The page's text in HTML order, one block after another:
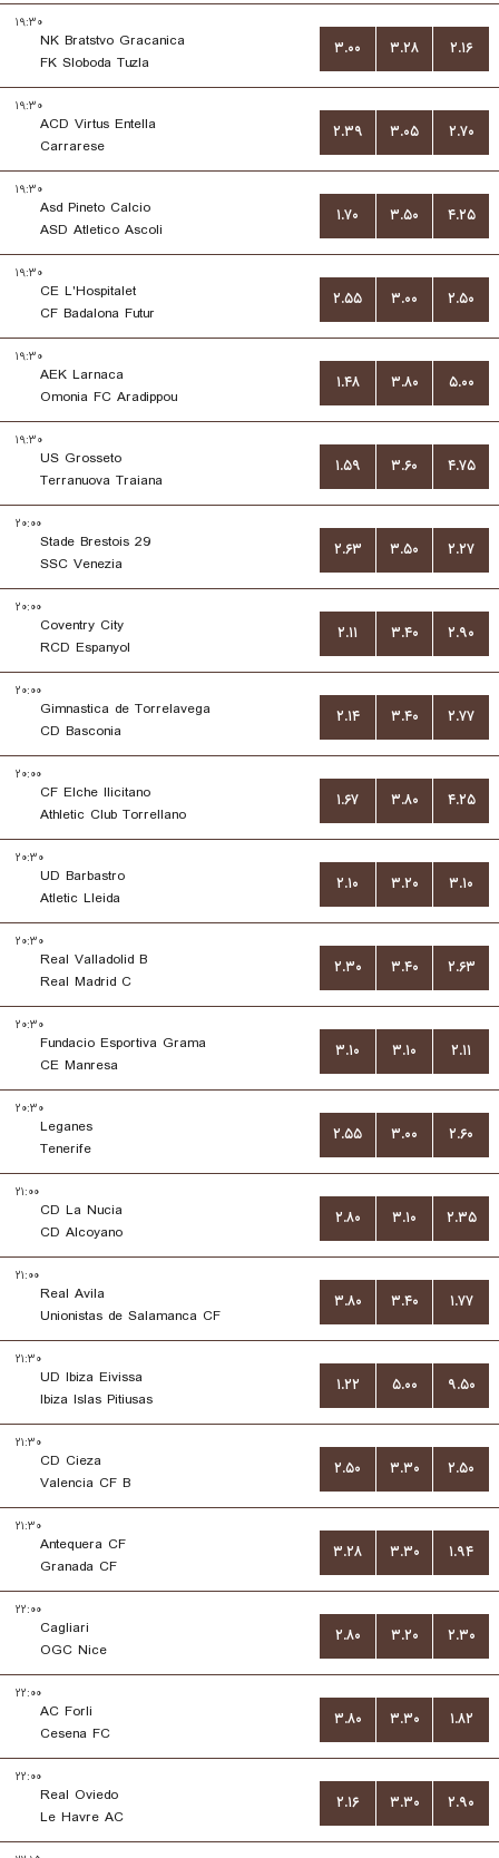
۱۹:۳۰
NK Bratstvo Gracanica
FK Sloboda Tuzla
۳.۰۰ ۳.۲۸ ۲.۱۶
۱۹:۳۰
ACD Virtus Entella
Carrarese
۲.۳۹ ۳.۰۵ ۲.۷۰
۱۹:۳۰
Asd Pineto Calcio
ASD Atletico Ascoli
۱.۷۰ ۳.۵۰ ۴.۲۵
۱۹:۳۰
CE L'Hospitalet
CF Badalona Futur
۲.۵۵ ۳.۰۰ ۲.۵۰
۱۹:۳۰
AEK Larnaca
Omonia FC Aradippou
۱.۴۸ ۳.۸۰ ۵.۰۰
۱۹:۳۰
US Grosseto
Terranuova Traiana
۱.۵۹ ۳.۶۰ ۴.۷۵
۲۰:۰۰
Stade Brestois 29
SSC Venezia
۲.۶۳ ۳.۵۰ ۲.۲۷
۲۰:۰۰
Coventry City
RCD Espanyol
۲.۱۱ ۳.۴۰ ۲.۹۰
۲۰:۰۰
Gimnastica de Torrelavega
CD Basconia
۲.۱۴ ۳.۴۰ ۲.۷۷
۲۰:۰۰
CF Elche Ilicitano
Athletic Club Torrellano
۱.۶۷ ۳.۸۰ ۴.۲۵
۲۰:۳۰
UD Barbastro
Atletic Lleida
۲.۱۰ ۳.۲۰ ۳.۱۰
۲۰:۳۰
Real Valladolid B
Real Madrid C
۲.۳۰ ۳.۴۰ ۲.۶۳
۲۰:۳۰
Fundacio Esportiva Grama
CE Manresa
۳.۱۰ ۳.۱۰ ۲.۱۱
۲۰:۳۰
Leganes
Tenerife
۲.۵۵ ۳.۰۰ ۲.۶۰
۲۱:۰۰
CD La Nucia
CD Alcoyano
۲.۸۰ ۳.۱۰ ۲.۳۵
۲۱:۰۰
Real Avila
Unionistas de Salamanca CF
۳.۸۰ ۳.۴۰ ۱.۷۷
۲۱:۳۰
UD Ibiza Eivissa
Ibiza Islas Pitiusas
۱.۲۲ ۵.۰۰ ۹.۵۰
۲۱:۳۰
CD Cieza
Valencia CF B
۲.۵۰ ۳.۳۰ ۲.۵۰
۲۱:۳۰
Antequera CF
Granada CF
۳.۲۸ ۳.۳۰ ۱.۹۴
۲۲:۰۰
Cagliari
OGC Nice
۲.۸۰ ۳.۲۰ ۲.۳۰
۲۲:۰۰
AC Forli
Cesena FC
۳.۸۰ ۳.۳۰ ۱.۸۲
۲۲:۰۰
Real Oviedo
Le Havre AC
۲.۱۶ ۳.۳۰ ۲.۹۰